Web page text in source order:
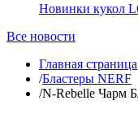
Новинки кукол
Все новости
Главная страница
/Бластеры NERF
/N-Rebelle Чарм